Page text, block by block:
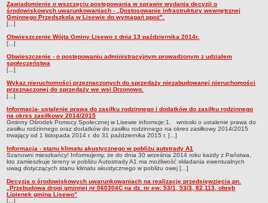
Zawiadomienie o wszczęciu postępowania w sprawie wydania decyzji o
środowiskowych uwarunkowaniach - „Dostosowanie infrastruktury wewnętrznej
Gminnego Przedszkola w Lisewie do wymagań ppoż".
[...]
Obwieszczenie Wójta Gminy Lisewo z dnia 13 października 2014r.
[...]
Obwieszczenie - o postępowaniu administracyjnym prowadzonym z udziałem
społeczeństwa
[...]
Wykaz nieruchomości przeznaczonych do sprzedaży niezabudowanej nieruchomości
przeznaczonej do sprzedaży we wsi Drzonowo.
[...]
Informacja- ustalenie prawa do zasiłku rodzinnego i dodatków do zasiłku rodzinnego
na okres zasiłkowy 2014/2015
Gminny Ośrodek Pomocy Społecznej w Lisewie informuje:1. wnioski o ustalenie prawa do
zasiłku rodzinnego oraz dodatków do zasiłku rodzinnego na okres zasiłkowy 2014/2015
trwający od 1 listopada 2014 r. do 31 października 2015 r. [...]
Informacja - stanu klimatu akustycznego w pobliżu autstrady A1
Szanowni mieszkańcy! Informujemy, że do dnia 30 września 2014 roku każdy z Państwa,
kto zamieszkuje tereny w pobliżu Autostrady A1 ma możliwość składania ewentualnych
uwag dotyczących stanu klimatu akustycznego w pobliżu owej [...]
Decyzja o środowiskowych uwarunkowaniach na realizację przedsięwzięcia pn.
„Przebudowa drogi gminnej nr 060304C na dz. nr ew: 53/1, 53/3, 82,113, obręb
Lipienek gmina Lisewo”
[...]